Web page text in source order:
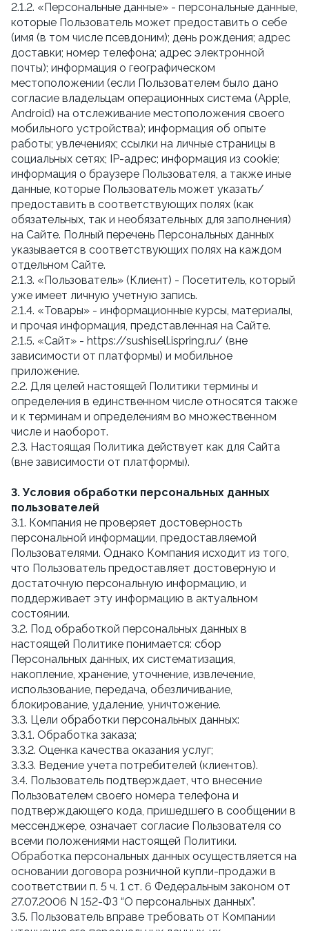
2.1.2. «Персональные данные» - персональные данные,
которые Пользователь может предоставить о себе
(имя (в том числе псевдоним); день рождения; адрес
доставки; номер телефона; адрес электронной
почты); информация о географическом
местоположении (если Пользователем было дано
согласие владельцам операционных система (Apple,
Android) на отслеживание местоположения своего
мобильного устройства); информация об опыте
работы; увлечениях; ссылки на личные страницы в
социальных сетях; IP-адрес; информация из cookie;
информация о браузере Пользователя, а также иные
данные, которые Пользователь может указать/
предоставить в соответствующих полях (как
обязательных, так и необязательных для заполнения)
на Сайте. Полный перечень Персональных данных
указывается в соответствующих полях на каждом
отдельном Сайте.
2.1.3. «Пользователь» (Клиент) - Посетитель, который
уже имеет личную учетную запись.
2.1.4. «Товары» - информационные курсы, материалы,
и прочая информация, представленная на Сайте.
2.1.5. «Сайт» - https://sushisell.ispring.ru/ (вне
зависимости от платформы) и мобильное
приложение.
2.2. Для целей настоящей Политики термины и
определения в единственном числе относятся также
и к терминам и определениям во множественном
числе и наоборот.
2.3. Настоящая Политика действует как для Сайта
(вне зависимости от платформы).
3. Условия обработки персональных данных
пользователей
3.1. Компания не проверяет достоверность
персональной информации, предоставляемой
Пользователями. Однако Компания исходит из того,
что Пользователь предоставляет достоверную и
достаточную персональную информацию, и
поддерживает эту информацию в актуальном
состоянии.
3.2. Под обработкой персональных данных в
настоящей Политике понимается: сбор
Персональных данных, их систематизация,
накопление, хранение, уточнение, извлечение,
использование, передача, обезличивание,
блокирование, удаление, уничтожение.
3.3. Цели обработки персональных данных:
3.3.1. Обработка заказа;
3.3.2. Оценка качества оказания услуг;
3.3.3. Ведение учета потребителей (клиентов).
3.4. Пользователь подтверждает, что внесение
Пользователем своего номера телефона и
подтверждающего кода, пришедшего в сообщении в
мессенджере, означает согласие Пользователя со
всеми положениями настоящей Политики.
Обработка персональных данных осуществляется на
основании договора розничной купли-продажи в
соответствии п. 5 ч. 1 ст. 6 Федеральным законом от
27.07.2006 N 152-ФЗ “О персональных данных”.
3.5. Пользователь вправе требовать от Компании